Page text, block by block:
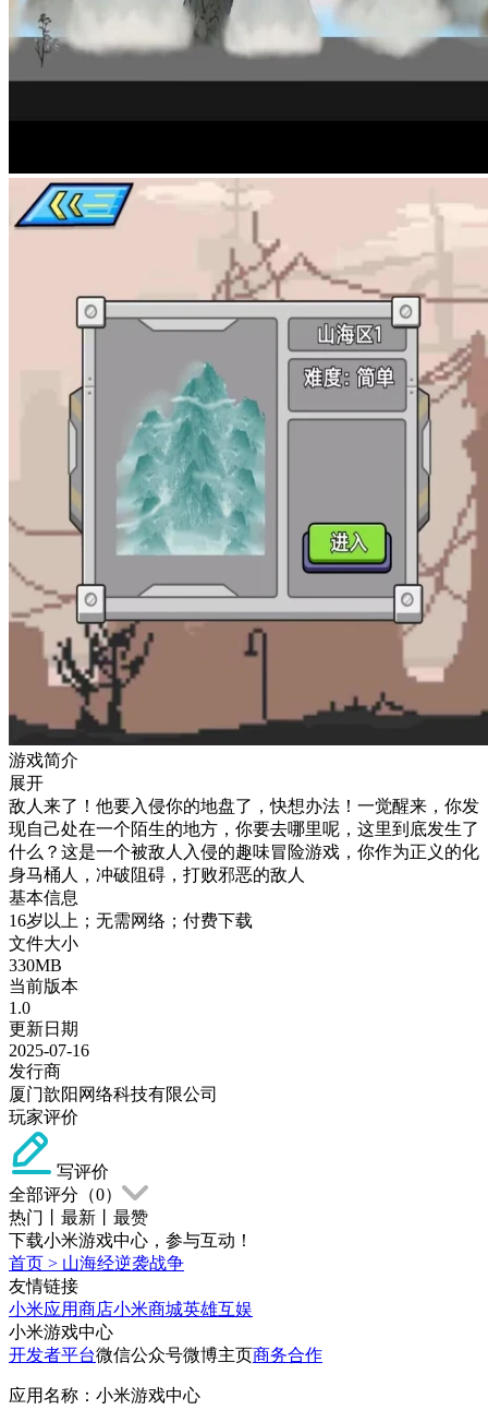
游戏简介
展开
敌人来了！他要入侵你的地盘了，快想办法！一觉醒来，你发
现自己处在一个陌生的地方，你要去哪里呢，这里到底发生了
什么？这是一个被敌人入侵的趣味冒险游戏，你作为正义的化
身马桶人，冲破阻碍，打败邪恶的敌人
基本信息
16岁以上；无需网络；付费下载
文件大小
330MB
当前版本
1.0
更新日期
2025-07-16
发行商
厦门歆阳网络科技有限公司
玩家评价
写评价
全部评分（0）
热门
最新
最赞
下载小米游戏中心，参与互动！
首页 > 山海经逆袭战争
友情链接
小米应用商店小米商城英雄互娱
小米游戏中心
开发者平台微信公众号微博主页商务合作
应用名称：小米游戏中心